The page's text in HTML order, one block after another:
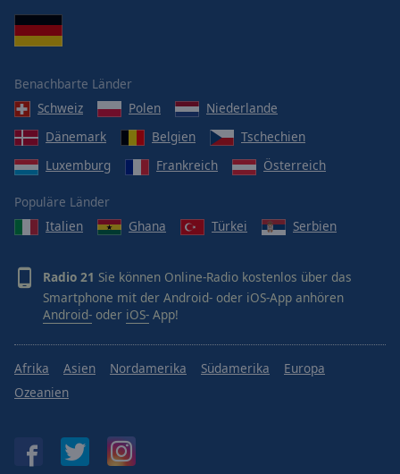
Benachbarte Länder
Schweiz
Polen
Niederlande
Dänemark
Belgien
Tschechien
Luxemburg
Frankreich Österreich
Populäre Länder
Italien
Ghana Türkei Serbien
Radio 21 Sie können Online-Radio kostenlos über das
Smartphone mit der Android- oder iOS-App anhören
Android- oder iOS- App!
Afrika Asien Nordamerika Südamerika
Europa
Ozeanien